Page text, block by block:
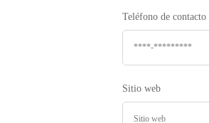
Teléfono de
Sitio web